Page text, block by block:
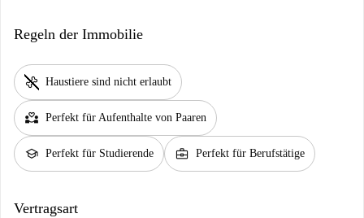
Regeln der Immobilie
pet_supplies Haustiere sind nicht erlaubt
partner_heart Perfekt für Aufenthalte von Paaren
school Perfekt für Studierende business_center Perfekt für Berufstätige
Vertragsart